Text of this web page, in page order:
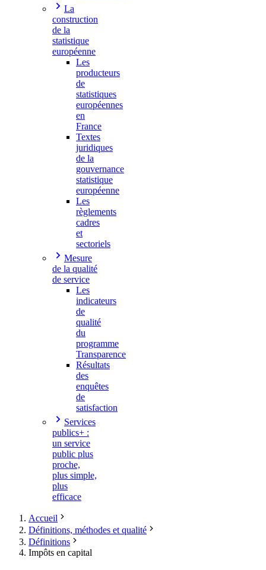
La
construction
de la
statistique
européenne
Les
producteurs
de
statistiques
européennes
en
France
Textes
juridiques
de la
gouvernance
statistique
européenne
Les
règlements
cadres
et
sectoriels
Mesure
de la qualité
de service
Les
indicateurs
de
qualité
du
programme
Transparence
Résultats
des
enquêtes
de
satisfaction
Services
publics+ :
un service
public plus
proche,
plus simple,
plus
efficace
Accueil
Définitions, méthodes et qualité
Définitions
Impôts en capital